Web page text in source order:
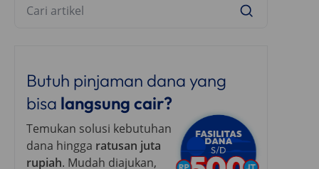
Butuh pinjaman dana yang
bisa langsung cair?
Temukan solusi kebutuhan
dana hingga ratusan juta
rupiah. Mudah diajukan,